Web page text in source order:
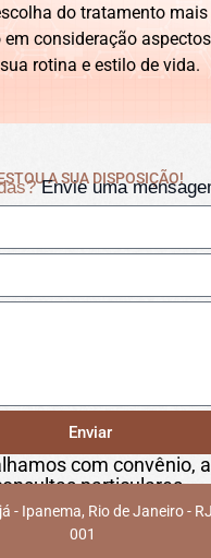
do tratamento mais
em consideração aspectos
rotina e estilo de vida.
A SUA DISPOSIÇÃO!
Envie uma
Enviar
com convênio,
particulares.
- Ipanema, Rio de Janeiro -
001